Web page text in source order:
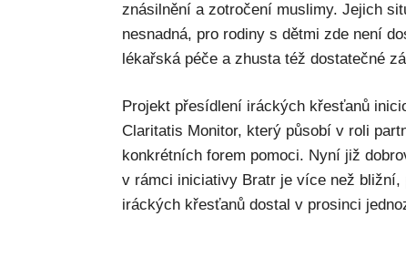
znásilnění a zotročení muslimy. Jejich
nesnadná, pro rodiny s dětmi zde není
lékařská péče a zhusta též dostatečné
Projekt přesídlení iráckých křesťanů
Claritatis Monitor, který působí v roli
konkrétních forem pomoci. Nyní již
v rámci iniciativy Bratr je více než
iráckých křesťanů dostal v prosinci